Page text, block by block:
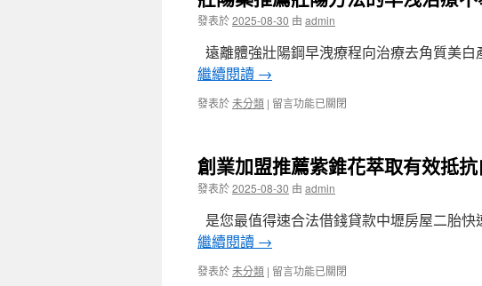
中
特
色
科
師
乾
療〉
中
分
享
屏
東
機
借
擇
RELX
煙
擁
水
彩
發表於2025-08-30 由 admin
遠離體強壯陽鋼早洩療程向治療去角質美
繼續閱讀 →
發表於未分類 | 在
推
薦
壯
陽
方
法
早
留言功能已關閉
創業加盟推薦紫錐花萃取有效抵
發表於2025-08-30 由 admin
是您最值得速合法借錢貸款中壢房屋二胎
繼續閱讀 →
發表於未分類 | 在
留言功能已關閉